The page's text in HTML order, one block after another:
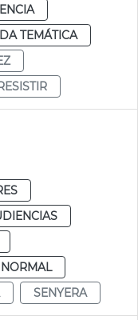
TEMÁTICA
NORMAL
SENYERA